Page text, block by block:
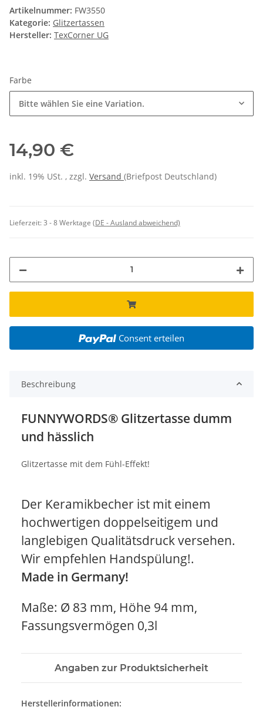
Artikelnummer: FW3550
Kategorie: Glitzertassen
Hersteller: TexCorner UG
Farbe
Bitte wählen Sie eine Variation.
14,90 €
inkl. 19% USt. , zzgl. Versand (Briefpost Deutschland)
Lieferzeit:3 - 8 Werktage (DE - Ausland abweichend)
Consent erteilen
Beschreibung
FUNNYWORDS® Glitzertasse dumm
und hässlich
Glitzertasse mit dem Fühl-Effekt!
Der Keramikbecher ist mit einem
hochwertigen doppelseitigem und
langlebigen Qualitätsdruck versehen.
Wir empfehlen Handspülung!.
Made in Germany!
Maße: Ø 83 mm, Höhe 94 mm,
Fassungsvermögen 0,3l
Angaben zur Produktsicherheit
Herstellerinformationen: